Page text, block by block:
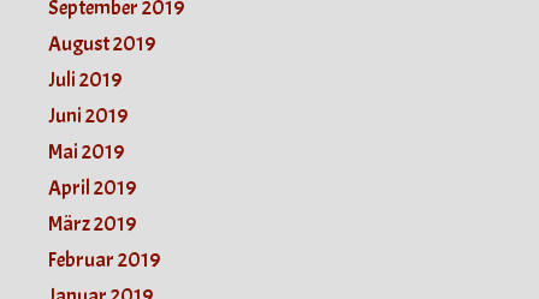
September 2019
August 2019
Juli 2019
Juni 2019
Mai 2019
April 2019
März 2019
Februar 2019